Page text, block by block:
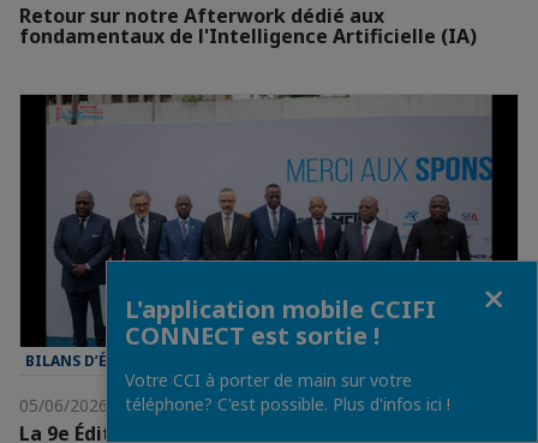
Retour sur notre Afterwork dédié aux
fondamentaux de l'Intelligence Artificielle (IA)
BILANS D’ÉVÈNEMENT
05/06/2026
La 9e Édition de la Semaine Française de Kinshasa
L'application mobile CCIFI
CONNECT est sortie !
Votre CCI à porter de main sur votre
téléphone? C'est possible. Plus d'infos ici !